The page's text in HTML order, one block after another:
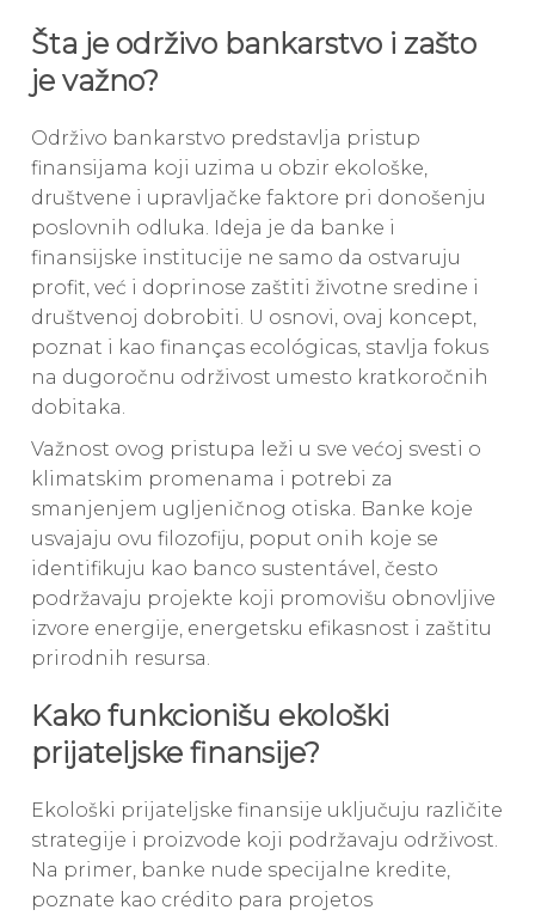
Šta je održivo bankarstvo i zašto
je važno?
Održivo bankarstvo predstavlja pristup
finansijama koji uzima u obzir ekološke,
društvene i upravljačke faktore pri donošenju
poslovnih odluka. Ideja je da banke i
finansijske institucije ne samo da ostvaruju
profit, već i doprinose zaštiti životne sredine i
društvenoj dobrobiti. U osnovi, ovaj koncept,
poznat i kao finanças ecológicas, stavlja fokus
na dugoročnu održivost umesto kratkoročnih
dobitaka.
Važnost ovog pristupa leži u sve većoj svesti o
klimatskim promenama i potrebi za
smanjenjem ugljeničnog otiska. Banke koje
usvajaju ovu filozofiju, poput onih koje se
identifikuju kao banco sustentável, često
podržavaju projekte koji promovišu obnovljive
izvore energije, energetsku efikasnost i zaštitu
prirodnih resursa.
Kako funkcionišu ekološki
prijateljske finansije?
Ekološki prijateljske finansije uključuju različite
strategije i proizvode koji podržavaju održivost.
Na primer, banke nude specijalne kredite,
poznate kao crédito para projetos